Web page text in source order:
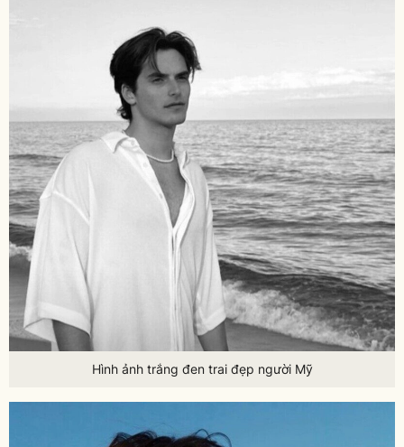
Hình ảnh trắng đen trai đẹp người Mỹ